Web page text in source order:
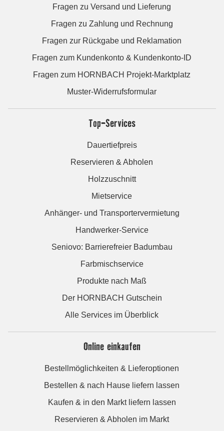
Fragen zu Versand und Lieferung
Fragen zu Zahlung und Rechnung
Fragen zur Rückgabe und Reklamation
Fragen zum Kundenkonto & Kundenkonto-ID
Fragen zum HORNBACH Projekt-Marktplatz
Muster-Widerrufsformular
Top-Services
Dauertiefpreis
Reservieren & Abholen
Holzzuschnitt
Mietservice
Anhänger- und Transportervermietung
Handwerker-Service
Seniovo: Barrierefreier Badumbau
Farbmischservice
Produkte nach Maß
Der HORNBACH Gutschein
Alle Services im Überblick
Online einkaufen
Bestellmöglichkeiten & Lieferoptionen
Bestellen & nach Hause liefern lassen
Kaufen & in den Markt liefern lassen
Reservieren & Abholen im Markt